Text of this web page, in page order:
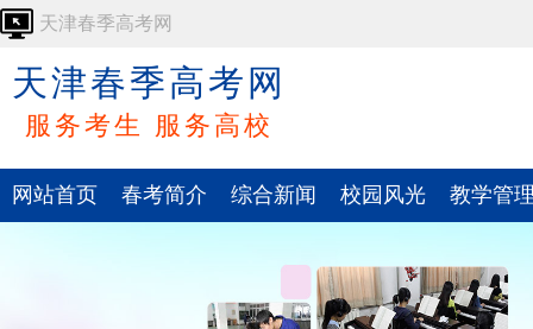
天津春季高考网
天津春季高考网
服务考生 服务高校
网站首页 春考简介 综合新闻 校园风光 教学管